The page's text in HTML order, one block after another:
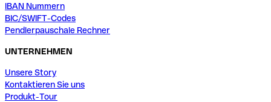
IBAN Nummern
BIC/SWIFT-Codes
Pendlerpauschale Rechner
UNTERNEHMEN
Unsere Story
Kontaktieren Sie uns
Produkt-Tour